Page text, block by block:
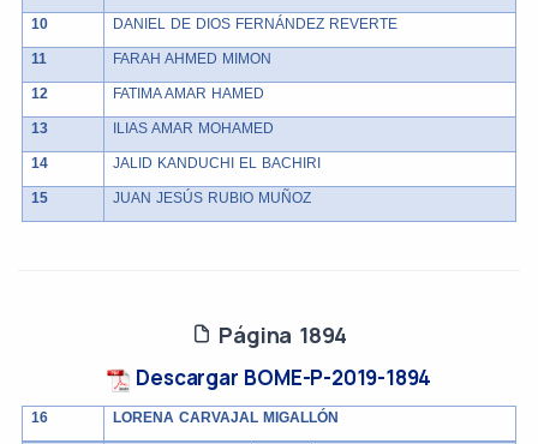
10 DANIEL DE DIOS FERNÁNDEZ REVERTE
11 FARAH AHMED MIMON
12 FATIMA AMAR HAMED
13 ILIAS AMAR MOHAMED
14 JALID KANDUCHI EL BACHIRI
15 JUAN JESÚS RUBIO MUÑOZ
Página 1894
Descargar BOME-P-2019-1894
16 LORENA CARVAJAL MIGALLÓN